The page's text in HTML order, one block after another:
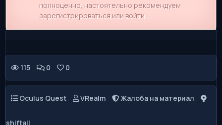
полноценно, настоятельно рекомендуем
зарегистрироваться или войти
115 0 0
Oculus Quest VRealm Жалоба на материал
shiftall